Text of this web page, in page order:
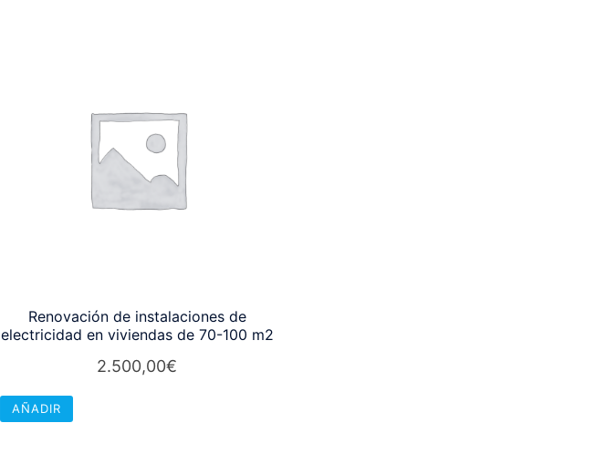
Renovación de instalaciones de
electricidad en viviendas de 70-100 m2
2.500,00€
AÑADIR